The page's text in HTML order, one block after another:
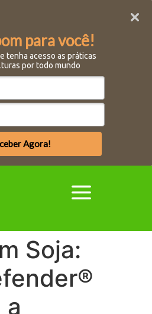
para você!
tenha acesso as práticas
por todo mundo
Agora!
Soja:
a